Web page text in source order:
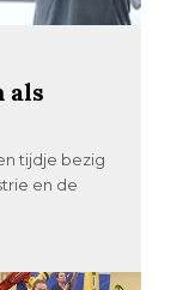
als
tijdje bezig
en de